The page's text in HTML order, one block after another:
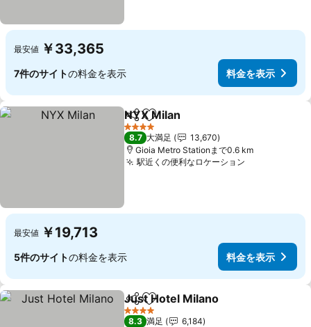
最安値 ￥33,365
7件のサイトの料金を表示 料金を表示
シェアお気に入りに追加
NYX Milan
4 ホテルのランク
8.7 大満足
13,670
Gioia Metro Stationまで0.6 km
駅近くの便利なロケーション
最安値 ￥19,713
5件のサイトの料金を表示 料金を表示
シェアお気に入りに追加
Just Hotel Milano
4 ホテルのランク
8.3 満足
6,184